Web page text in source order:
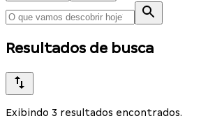
Resultados de busca
Exibindo 3 resultados encontrados.